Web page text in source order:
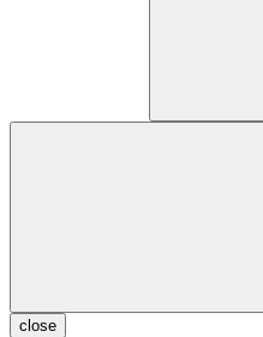
close